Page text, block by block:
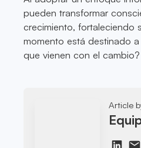
pueden transformar
crecimiento, fortaleciendo
momento está destinado
que vienen con el cambio?
Article